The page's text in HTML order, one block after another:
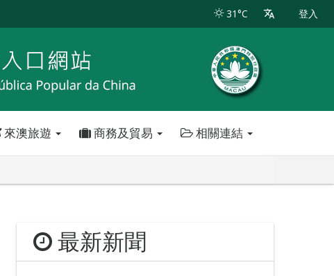
31°C 登入
來澳旅遊 商務及貿易 相關連結
最新新聞